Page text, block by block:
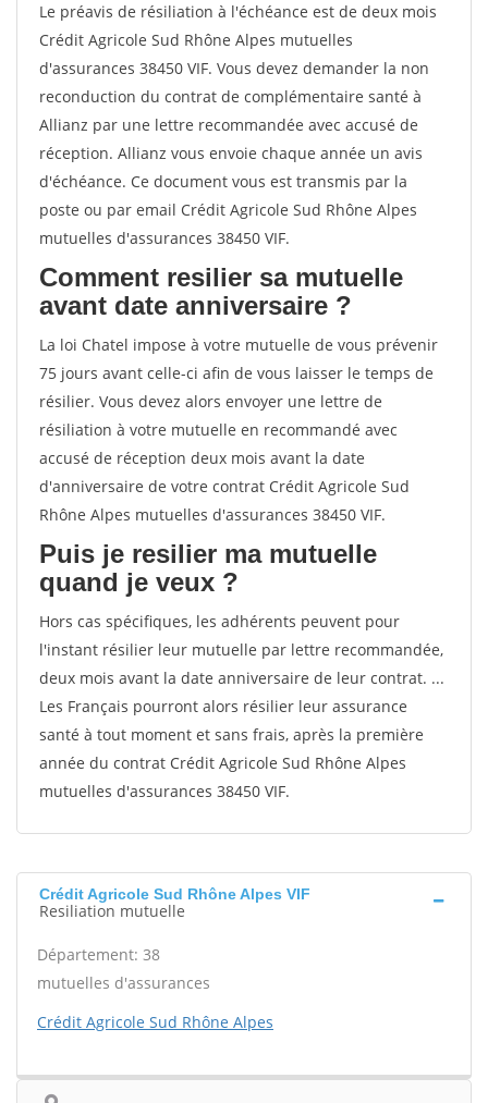
Le préavis de résiliation à l'échéance est de deux mois
Crédit Agricole Sud Rhône Alpes mutuelles
d'assurances 38450 VIF. Vous devez demander la non
reconduction du contrat de complémentaire santé à
Allianz par une lettre recommandée avec accusé de
réception. Allianz vous envoie chaque année un avis
d'échéance. Ce document vous est transmis par la
poste ou par email Crédit Agricole Sud Rhône Alpes
mutuelles d'assurances 38450 VIF.
Comment resilier sa mutuelle
avant date anniversaire ?
La loi Chatel impose à votre mutuelle de vous prévenir
75 jours avant celle-ci afin de vous laisser le temps de
résilier. Vous devez alors envoyer une lettre de
résiliation à votre mutuelle en recommandé avec
accusé de réception deux mois avant la date
d'anniversaire de votre contrat Crédit Agricole Sud
Rhône Alpes mutuelles d'assurances 38450 VIF.
Puis je resilier ma mutuelle
quand je veux ?
Hors cas spécifiques, les adhérents peuvent pour
l'instant résilier leur mutuelle par lettre recommandée,
deux mois avant la date anniversaire de leur contrat. ...
Les Français pourront alors résilier leur assurance
santé à tout moment et sans frais, après la première
année du contrat Crédit Agricole Sud Rhône Alpes
mutuelles d'assurances 38450 VIF.
Crédit Agricole Sud Rhône Alpes VIF
Resiliation mutuelle
Département: 38
mutuelles d'assurances
Crédit Agricole Sud Rhône Alpes